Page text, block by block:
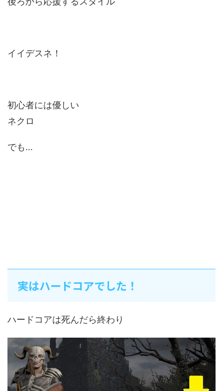
イイデスネ！
初心者には優しい
ネクロ
でも…
実はハードコアでした！
ハードコアは死んだら終わり